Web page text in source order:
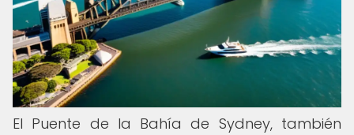
El Puente de la Bahía de Sydney, también